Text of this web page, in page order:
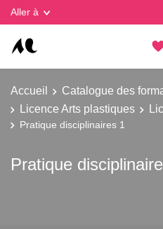
Aller à
Accueil Catalogue des
Licence Arts plastiques
Pratique disciplinaires 1
Pratique
Gestion des cookies